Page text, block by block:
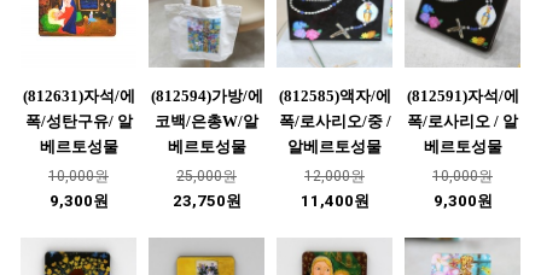
(812631)자석/에
폭/성탄구유/ 알
베르토성물
10,000원
9,300원
(812594)가방/에
코백/은총W/알
베르토성물
25,000원
23,750원
(812585)액자/에
폭/로사리오/중 /
알베르토성물
12,000원
11,400원
(812591)자석/에
폭/로사리오 / 알
베르토성물
10,000원
9,300원